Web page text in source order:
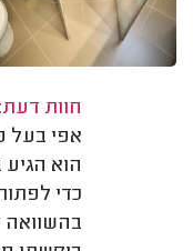
חוות דעת:
אפי בעל
הוא
כדי